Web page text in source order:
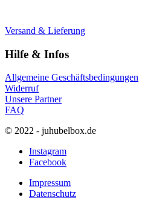
Versand & Lieferung
Hilfe & Infos
Allgemeine Geschäftsbedingungen
Widerruf
Unsere Partner
FAQ
© 2022 - juhubelbox.de
Instagram
Facebook
Impressum
Datenschutz